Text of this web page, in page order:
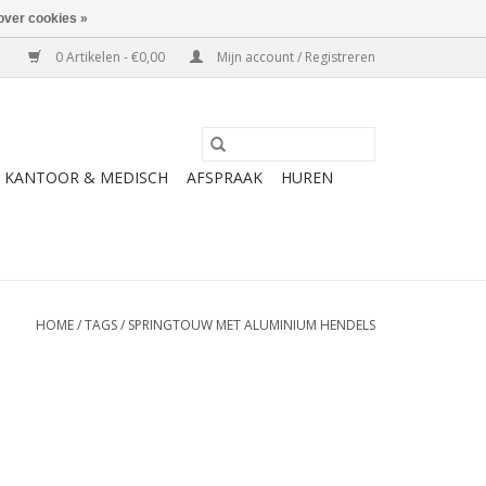
0 Artikelen - €0,00 Mijn account / Registreren
KANTOOR & MEDISCH AFSPRAAK HUREN
HOME/TAGS/ SPRINGTOUW MET ALUMINIUM HENDELS
cookies »